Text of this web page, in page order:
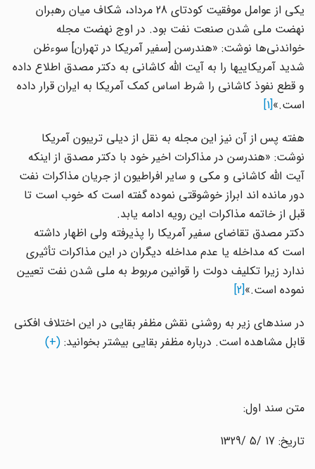
یکی از عوامل موفقیت کودتای 28 مرداد، شکاف میان رهبران
نهضت ملی شدن صنعت نفت بود. در اوج نهضت مجله
خواندنی‌ها نوشت: «هندرسن [سفیر آمریکا در تهران] سوءظن
شدید آمریکاییها را به آیت الله کاشانی به دکتر مصدق اطلاع داده
و قطع نفوذ کاشانی را شرط اساس کمک آمریکا به ایران قرار داده
است.»[1]
هفته پس از آن نیز این مجله به نقل از دیلی تریبون آمریکا
نوشت: «هندرسن در مذاکرات اخیر خود با دکتر مصدق از اینکه
آیت الله کاشانی و مکی و سایر افراطیون از جریان مذاکرات نفت
دور مانده اند ابراز خوشوقتی نموده گفته است که خوب است تا
قبل از خاتمه مذاکرات این رویه ادامه یابد.
دکتر مصدق تقاضای سفیر آمریکا را پذیرفته ولی اظهار داشته
است که مداخله یا عدم مداخله دیگران در این مذاکرات تأثیری
ندارد زیرا تکلیف دولت را قوانین مربوط به ملی شدن نفت تعیین
نموده است.»[2]
در سندهای زیر به روشنی نقش مظفر بقایی در این اختلاف افکنی
قابل مشاهده است. درباره مظفر بقایی بیشتر بخوانید:(+)
متن سند اول:
تاریخ: 17 /5 /1329